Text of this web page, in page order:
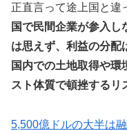
正直言って途上国と違
国で民間企業が参入し
は思えず、利益の分配
国内での土地取得や環
スト体質で頓挫するリ
5,500億ドルの大半は